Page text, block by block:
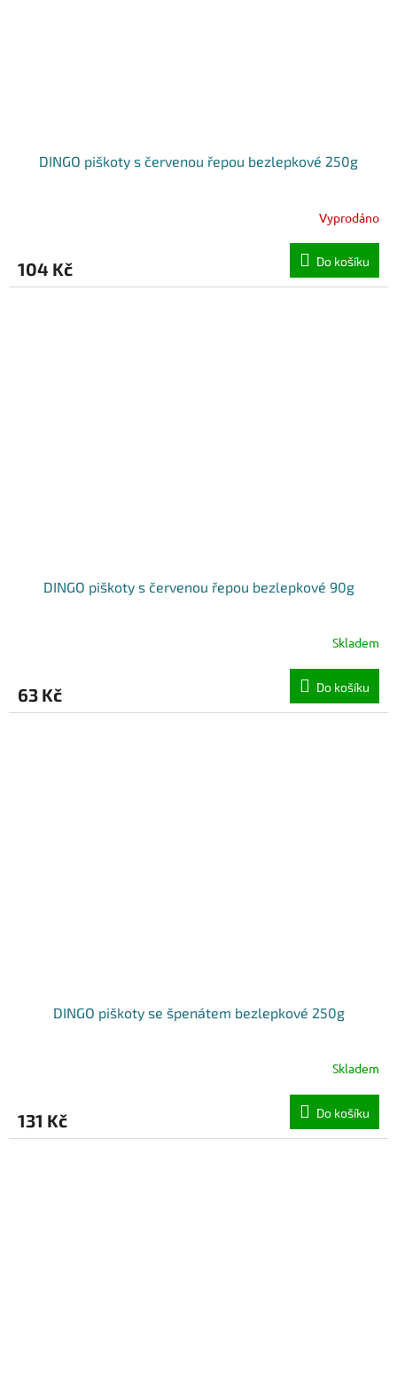
DINGO piškoty s červenou řepou bezlepkové 250g
Vyprodáno
104 Kč Do košíku
DINGO piškoty s červenou řepou bezlepkové 90g
Skladem
63 Kč Do košíku
DINGO piškoty se špenátem bezlepkové 250g
Skladem
131 Kč Do košíku